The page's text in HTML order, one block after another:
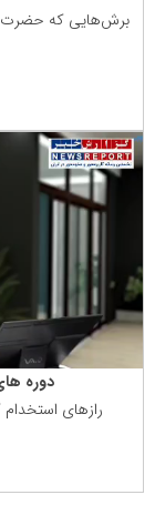
برش‌هایی كه حضرت
دوره
رازهای